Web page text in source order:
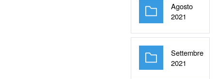
Agosto
2021
Settembre
2021